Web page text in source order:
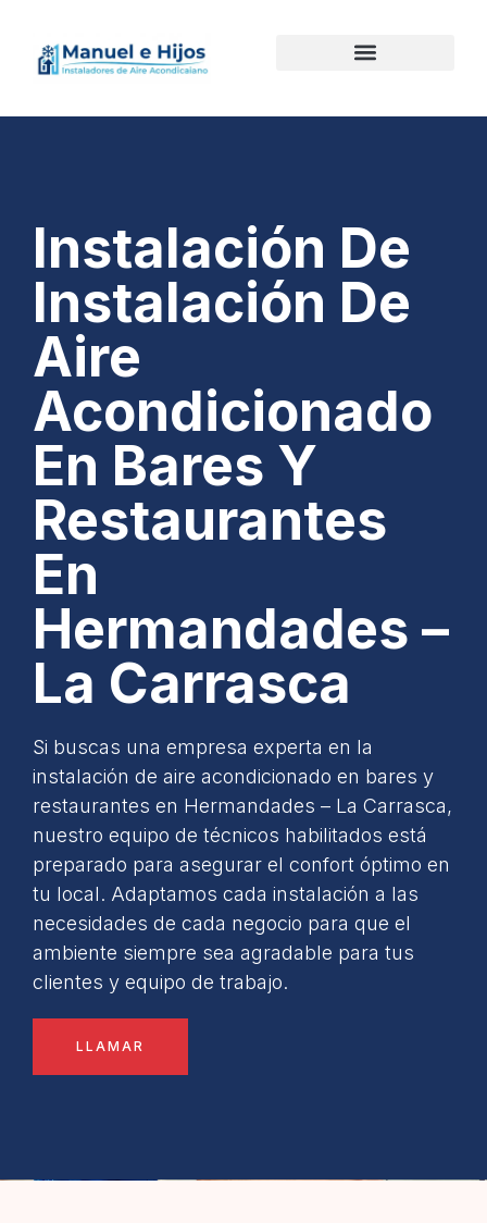
Instalación De
Instalación De
Aire
Acondicionado
En Bares Y
Restaurantes
En
Hermandades –
La Carrasca
Si buscas una empresa experta en la
instalación de aire acondicionado en bares y
restaurantes en Hermandades – La Carrasca,
nuestro equipo de técnicos habilitados está
preparado para asegurar el confort óptimo en
tu local. Adaptamos cada instalación a las
necesidades de cada negocio para que el
ambiente siempre sea agradable para tus
clientes y equipo de trabajo.
LLAMAR